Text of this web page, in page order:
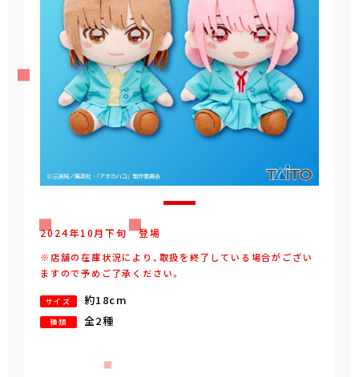
2024年10月下旬 登場
※店舗の在庫状況により、取扱を終了している場合がござい
ますので予めご了承ください。
サイズ 約18cm
種類 全2種